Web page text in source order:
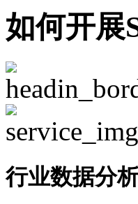
如何开展
行业数据分